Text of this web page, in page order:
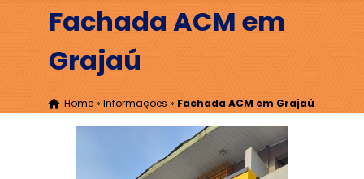
Fachada ACM em
Grajaú
Home» Informações » Fachada ACM em Grajaú